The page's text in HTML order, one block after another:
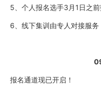
5、个人报名选手3月1日之
6、线下集训由专人对接服务
报名通道现已开启！